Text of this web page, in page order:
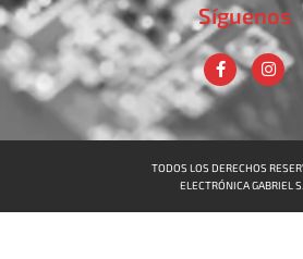
Síguenos
TODOS LOS DERECHOS
ELECTRÓNICA GABRIEL